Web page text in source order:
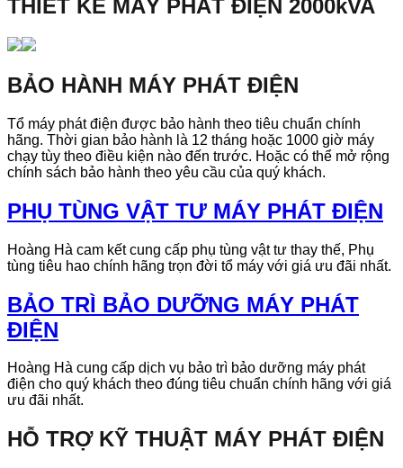
THIẾT KẾ MÁY PHÁT ĐIỆN 2000kVA
BẢO HÀNH MÁY PHÁT ĐIỆN
Tổ máy phát điện được bảo hành theo tiêu chuẩn chính
hãng. Thời gian bảo hành là 12 tháng hoặc 1000 giờ máy
chạy tùy theo điều kiện nào đến trước. Hoặc có thể mở rộng
chính sách bảo hành theo yêu cầu của quý khách.
PHỤ TÙNG VẬT TƯ MÁY PHÁT ĐIỆN
Hoàng Hà cam kết cung cấp phụ tùng vật tư thay thế, Phụ
tùng tiêu hao chính hãng trọn đời tổ máy với giá ưu đãi nhất.
BẢO TRÌ BẢO DƯỠNG MÁY PHÁT
ĐIỆN
Hoàng Hà cung cấp dịch vụ bảo trì bảo dưỡng máy phát
điện cho quý khách theo đúng tiêu chuẩn chính hãng với giá
ưu đãi nhất.
HỖ TRỢ KỸ THUẬT MÁY PHÁT ĐIỆN